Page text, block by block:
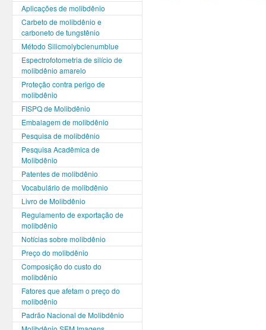
Aplicações de molibdênio
Carbeto de molibdênio e
carboneto de tungstênio
Método Silicmolybclenumblue
Espectrofotometria de silício de
molibdênio amarelo
Proteção contra perigo de
molibdênio
FISPQ de Molibdênio
Embalagem de molibdênio
Pesquisa de molibdênio
Pesquisa Acadêmica de
Molibdênio
Patentes de molibdênio
Vocabulário de molibdênio
Livro de Molibdênio
Regulamento de exportação de
molibdênio
Notícias sobre molibdênio
Preço do molibdênio
Composição do custo do
molibdênio
Fatores que afetam o preço do
molibdênio
Padrão Nacional de Molibdênio